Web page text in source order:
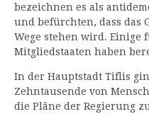
bezeichnen es als
und befürchten, dass das
Wege stehen wird. Einige
Mitgliedstaaten haben
In der Hauptstadt Tiflis
Zehntausende von
die Pläne der Regierung